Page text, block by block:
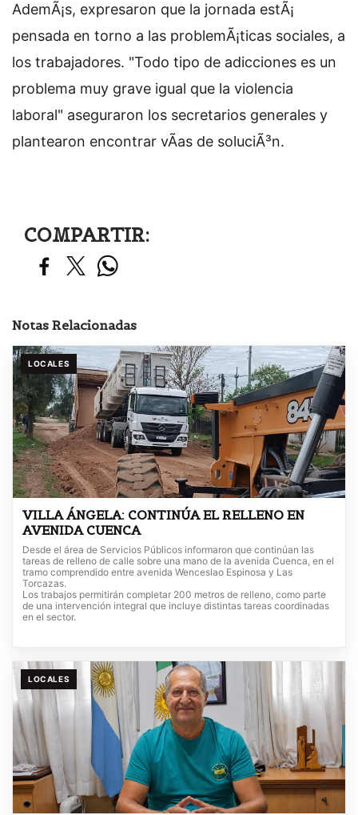
AdemÃ¡s, expresaron que la jornada estÃ¡
pensada en torno a las problemÃ¡ticas sociales, a
los trabajadores. "Todo tipo de adicciones es un
problema muy grave igual que la violencia
laboral" aseguraron los secretarios generales y
plantearon encontrar vÃ­as de soluciÃ³n.
COMPARTIR:
Notas Relacionadas
LOCALES
VILLA ÁNGELA: CONTINÚA EL RELLENO EN
AVENIDA CUENCA
Desde el área de Servicios Públicos informaron que continúan las
tareas de relleno de calle sobre una mano de la avenida Cuenca, en el
tramo comprendido entre avenida Wenceslao Espinosa y Las
Torcazas.
Los trabajos permitirán completar 200 metros de relleno, como parte
de una intervención integral que incluye distintas tareas coordinadas
en el sector.
LOCALES